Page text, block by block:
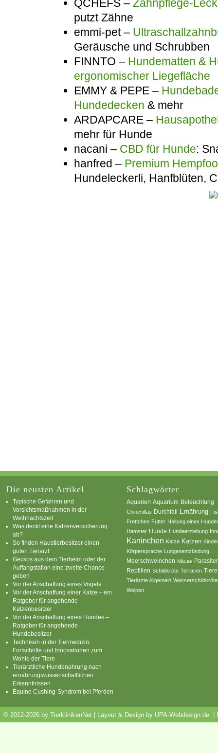
QCHEFS – Zahnpflege-
putzt Zähne
emmi-pet –
Geräusche und Schrubben
FINNTO – Hundematten &
ergonomischer Liegefläche
EMMY & PEPE –
Hundedecken & mehr
ARDAPCARE –
mehr für Hunde
nacani – CBD für Hunde:
hanfred – Premium
Hundeleckerli, Hanfblüten,
Die neusten Artikel
Typische Gefahren und
Vorsichtsmaßnahmen in der
Weihnachtszeit
Was deckt eine Katzenversicherung
ab?
So finden Haustierbesitzer einen
guten Tierarzt
Geckos aus dem Tierheim oder der
Auffangstation eine zweite Chance
geben
Vor der Anschaffung eines Vogels
Vor der Anschaffung einer Katze – ein
Ratgeber für angehende
Katzenbesitzer
Vor der Anschaffung eines Hundes –
Ratgeber für angehende
Hundebesitzer
Techniken in der Tiermedizin:
Fortschritte und Innovationen zum
Wohle der Tiere
Tierärztliche Hundenahrung nach
ernährungswissenschaftlichen
Erkenntnissen
Equine Cushing-Syndrom bei Pferden
Schlagwörter
Aquarien Aquarium Beleuchtung
Chinchillas Durchfall Ernährung
Frettchen Futter Haltung eines
Hamster Hunde Hundeerziehung
Kaninchen Katze Katzen
Körpersprache Lungenentzündung
Meerschweinchen Mäuse
Reptilien Schildkröte Terrarien Tiere
Tierärzte Allgemein
Welpen
© 2012-2026 by TierklinikenNet | Layout & Design by UPA-Webdesign.de.